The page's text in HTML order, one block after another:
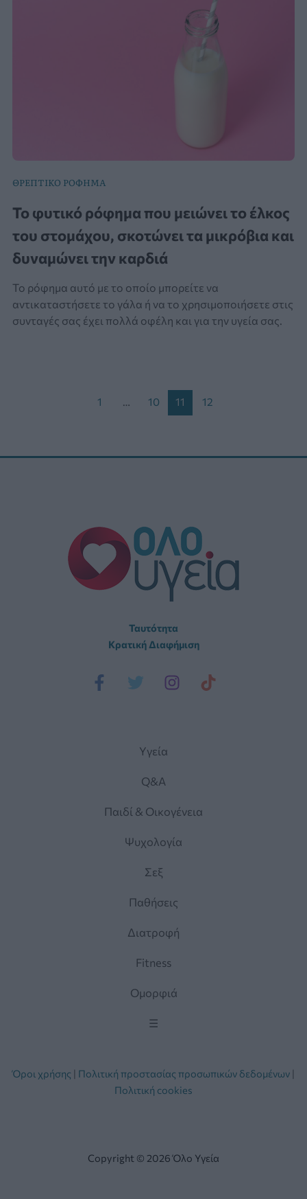
ΘΡΕΠΤΙΚΟ ΡΟΦΗΜΑ
Το φυτικό ρόφημα που μειώνει το έλκος
του στομάχου, σκοτώνει τα μικρόβια και
δυναμώνει την καρδιά
Το ρόφημα αυτό με το οποίο μπορείτε να
αντικαταστήσετε το γάλα ή να το χρησιμοποιήσετε στις
συνταγές σας έχει πολλά οφέλη και για την υγεία σας.
1 … 10 11 12
Ταυτότητα
Κρατική Διαφήμιση
Yγεία
Q&A
Παιδί & Οικογένεια
Ψυχολογία
Σεξ
Παθήσεις
Διατροφή
Fitness
Ομορφιά
☰
Όροι χρήσης | Πολιτική προστασίας προσωπικών δεδομένων |
Πολιτική cookies
Copyright © 2026 Όλο Υγεία